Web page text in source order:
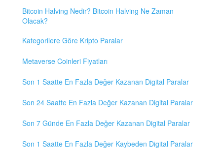
Bitcoin Halving Nedir? Bitcoin Halving Ne Zaman
Olacak?
Kategorilere Göre Kripto Paralar
Metaverse Coinleri Fiyatları
Son 1 Saatte En Fazla Değer Kazanan Digital Paralar
Son 24 Saatte En Fazla Değer Kazanan Digital Paralar
Son 7 Günde En Fazla Değer Kazanan Digital Paralar
Son 1 Saatte En Fazla Değer Kaybeden Digital Paralar